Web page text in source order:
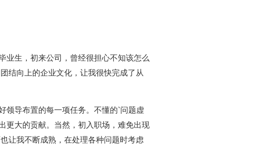
生，初来公司，曾经很担心不知该怎么
结向上的企业文化，让我很快完成了从
导布置的每一项任务。不懂的`问题虚
更大的贡献。当然，初入职场，难免出现
让我不断成熟，在处理各种问题时考虑